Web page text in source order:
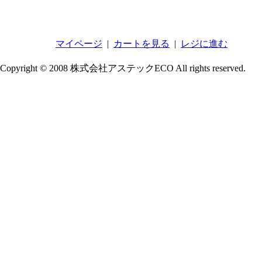
マイページ | カートを見る | レジに進む
Copyright © 2008 株式会社アステックECO All rights reserved.